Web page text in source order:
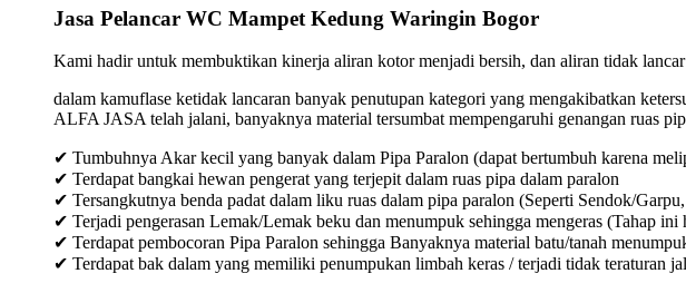
Jasa Pelancar WC Mampet Kedung Waringin Bogor
Kami hadir untuk membuktikan kinerja aliran kotor menjadi bersih, dan aliran tidak
dalam kamuflase ketidak lancaran banyak penutupan kategori yang mengakibatkan
ALFA JASA telah jalani, banyaknya material tersumbat mempengaruhi genangan ruas
✔ Tumbuhnya Akar kecil yang banyak dalam Pipa Paralon (dapat bertumbuh karena
✔ Terdapat bangkai hewan pengerat yang terjepit dalam ruas pipa dalam paralon
✔ Tersangkutnya benda padat dalam liku ruas dalam pipa paralon (Seperti Sendok/
✔ Terjadi pengerasan Lemak/Lemak beku dan menumpuk sehingga mengeras (Tahap
✔ Terdapat pembocoran Pipa Paralon sehingga Banyaknya material batu/tanah
✔ Terdapat bak dalam yang memiliki penumpukan limbah keras / terjadi tidak teraturan